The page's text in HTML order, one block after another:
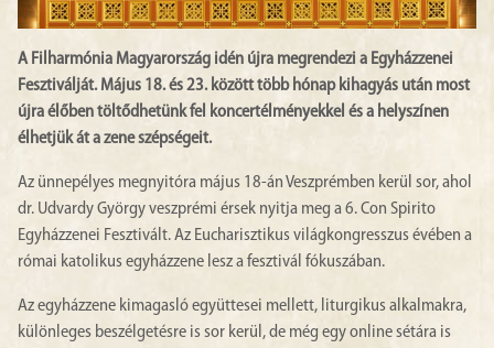
A Filharmónia Magyarország idén újra megrendezi a Egyházzenei
Fesztiválját. Május 18. és 23. között több hónap kihagyás után most
újra élőben töltődhetünk fel koncertélményekkel és a helyszínen
élhetjük át a zene szépségeit.
Az ünnepélyes megnyitóra május 18-án Veszprémben kerül sor, ahol
dr. Udvardy György veszprémi érsek nyitja meg a 6. Con Spirito
Egyházzenei Fesztivált. Az Eucharisztikus világkongresszus évében a
római katolikus egyházzene lesz a fesztivál fókuszában.
Az egyházzene kimagasló együttesei mellett, liturgikus alkalmakra,
különleges beszélgetésre is sor kerül, de még egy online sétára is